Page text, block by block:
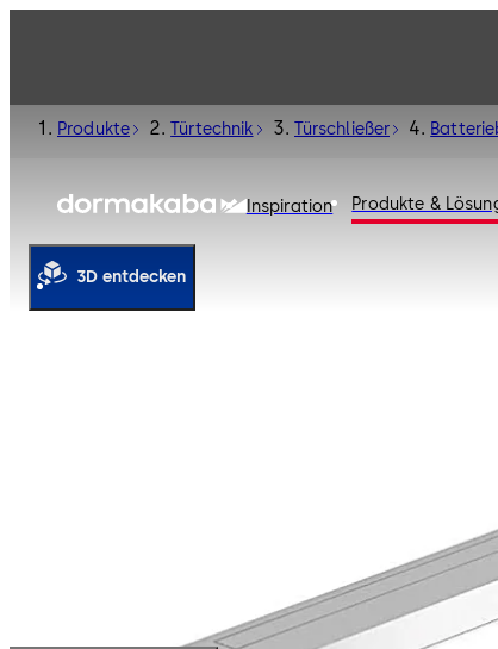
Inspiration Produkte &
Produkte Türtechnik Türschließer
3D entdecken